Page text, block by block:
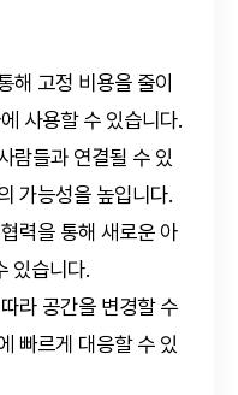
해 고정 비용을 줄이
사용할 수 있습니다.
람들과 연결될 수 있
가능성을 높입니다.
력을 통해 새로운 아
있습니다.
라 공간을 변경할 수
빠르게 대응할 수 있